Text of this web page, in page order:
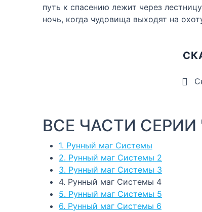
путь к спасению лежит через
ночь, когда чудовища выходят на
ВСЕ ЧАСТИ СЕРИИ
1. Рунный маг Системы
2. Рунный маг Системы 2
3. Рунный маг Системы 3
4. Рунный маг Системы 4
5. Рунный маг Системы 5
6. Рунный маг Системы 6